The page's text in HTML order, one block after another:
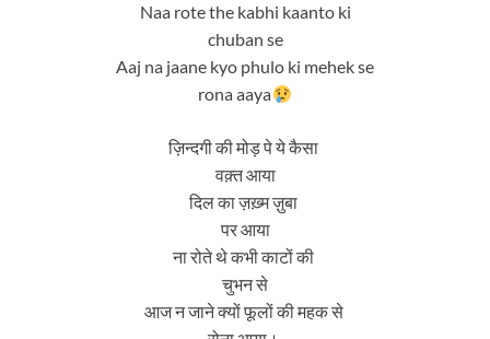
Naa rote the kabhi kaanto ki
chuban se
Aaj na jaane kyo phulo ki mehek se
rona aaya
ज़िन्दगी की मोड़ पे ये कैसा
वक़्त आया
दिल का ज़ख़्म ज़ुबा
पर आया
ना रोते थे कभी काटों की
चुभन से
आज न जाने क्यों फूलों की महक से